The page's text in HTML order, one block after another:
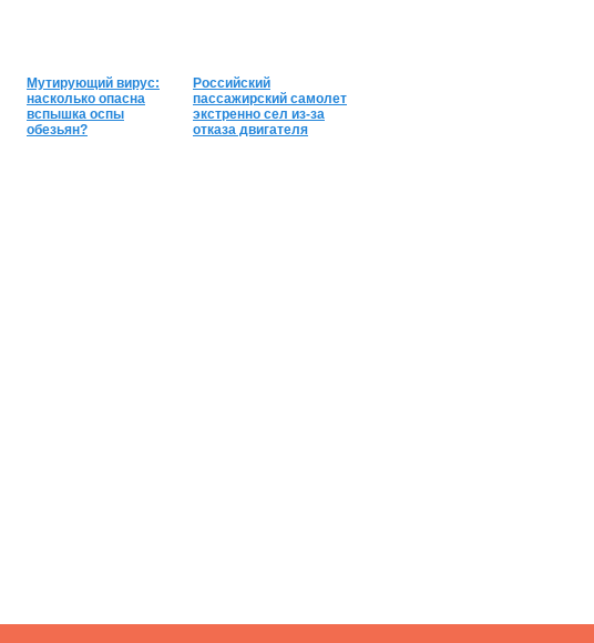
Мутирующий вирус:
насколько опасна
вспышка оспы
обезьян?
Российский
пассажирский самолет
экстренно сел из-за
отказа двигателя